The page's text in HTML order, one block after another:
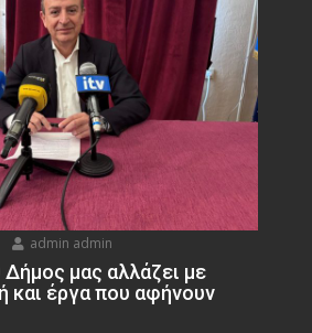
admin admin
μας αλλάζει με
και έργα που αφήνουν